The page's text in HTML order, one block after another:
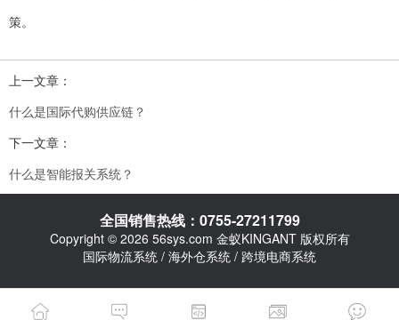
策。
上一文章：
什么是国际代购供应链？
下一文章：
什么是智能报关系统？
全国销售热线：0755-27211799
Copyright © 2026 56sys.com 金蚁KINGANT 版权所有
国际物流系统 / 海外仓系统 / 跨境电商系统